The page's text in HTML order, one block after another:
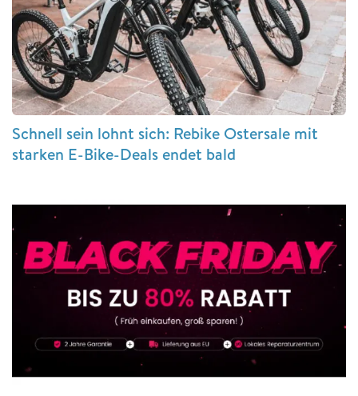
Schnell sein lohnt sich: Rebike Ostersale mit
starken E-Bike-Deals endet bald